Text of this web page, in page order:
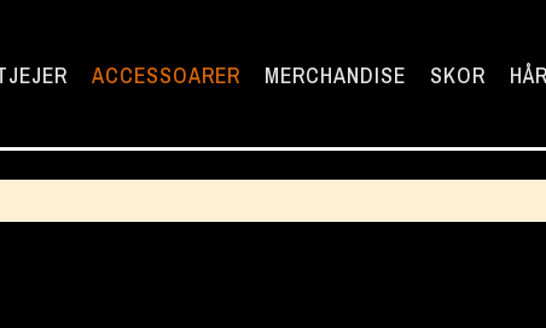
ACCESSOARER MERCHANDISE SKOR